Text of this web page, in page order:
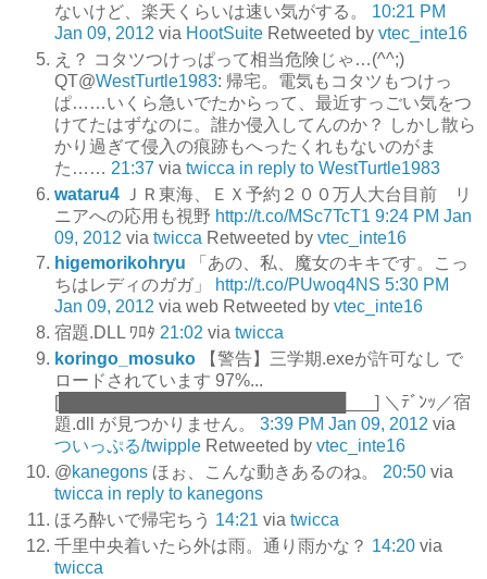
ないけど、楽天くらいは速い気がする。
10:21 PM
Jan 09, 2012 via HootSuite Retweeted by vtec_inte16
え？ コタツつけっぱって相当危険じゃ…(^^;)
QT@WestTurtle1983: 帰宅。電気もコタツもつけっ
ぱ……いくら急いでたからって、最近すっごい気をつ
けてたはずなのに。誰か侵入してんのか？ しかし散ら
かり過ぎて侵入の痕跡もへったくれもないのがま
た…… 21:37 via twicca in reply to WestTurtle1983
wataru4
ＪＲ東海、ＥＸ予約２００万人大台目前 リ
ニアへの応用も視野 http://t.co/MSc7TcT1 9:24 PM Jan
09, 2012 via twicca Retweeted by vtec_inte16
higemorikohryu
「あの、私、魔女のキキです。こっ
ちはレディのガガ」
http://t.co/PUwoq4NS 5:30 PM
Jan 09, 2012 via web Retweeted by vtec_inte16
宿題.DLL ﾜﾛﾀ 21:02 via twicca
koringo_mosuko
【警告】三学期.exeが許可なし で
ロードされています 97%...
[████████████████████████___] ＼ﾃﾞﾝｯ／宿
題.dll が見つかりません。
3:39 PM Jan 09, 2012 via
ついっぷる/twipple Retweeted by vtec_inte16
@kanegons ほぉ、こんな動きあるのね。 20:50 via
twicca in reply to kanegons
ほろ酔いで帰宅ちう 14:21 via twicca
千里中央着いたら外は雨。通り雨かな？ 14:20 via
twicca